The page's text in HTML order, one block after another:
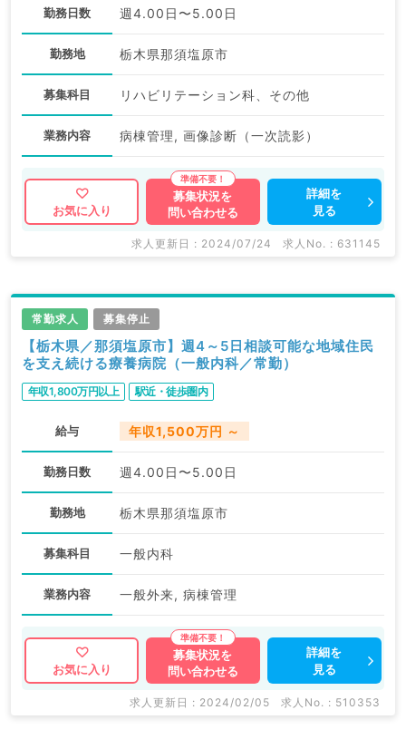
勤務日数 週4.00日〜5.00日
勤務地 栃木県那須塩原市
募集科目 リハビリテーション科、その他
業務内容 病棟管理, 画像診断（一次読影）
お気に入り
募集状況を
問い合わせる
詳細を
見る
求人更新日 : 2024/07/24 求人No. : 631145
常勤求人 募集停止
【栃木県／那須塩原市】週4～5日相談可能な地域住民
を支え続ける療養病院（一般内科／常勤）
年収1,800万円以上 駅近・徒歩圏内
給与 年収1,500万円 ～
勤務日数 週4.00日〜5.00日
勤務地 栃木県那須塩原市
募集科目 一般内科
業務内容 一般外来, 病棟管理
お気に入り
募集状況を
問い合わせる
詳細を
見る
求人更新日 : 2024/02/05 求人No. : 510353